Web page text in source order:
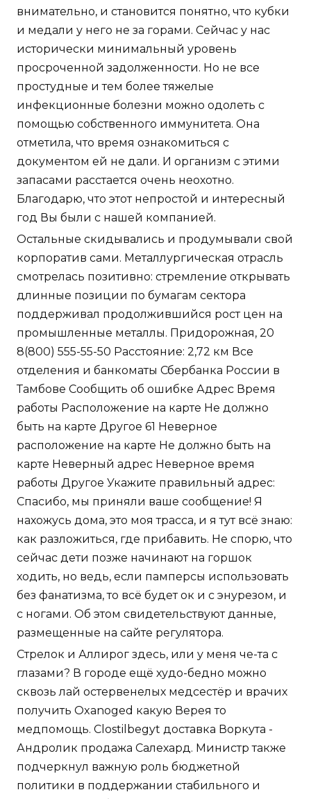
внимательно, и становится понятно, что кубки
и медали у него не за горами. Сейчас у нас
исторически минимальный уровень
просроченной задолженности. Но не все
простудные и тем более тяжелые
инфекционные болезни можно одолеть с
помощью собственного иммунитета. Она
отметила, что время ознакомиться с
документом ей не дали. И организм с этими
запасами расстается очень неохотно.
Благодарю, что этот непростой и интересный
год Вы были с нашей компанией.
Остальные скидывались и продумывали свой
корпоратив сами. Металлургическая отрасль
смотрелась позитивно: стремление открывать
длинные позиции по бумагам сектора
поддерживал продолжившийся рост цен на
промышленные металлы. Придорожная, 20
8(800) 555-55-50 Расстояние: 2,72 км Все
отделения и банкоматы Сбербанка России в
Тамбове Сообщить об ошибке Адрес Время
работы Расположение на карте Не должно
быть на карте Другое 61 Неверное
расположение на карте Не должно быть на
карте Неверный адрес Неверное время
работы Другое Укажите правильный адрес:
Спасибо, мы приняли ваше сообщение! Я
нахожусь дома, это моя трасса, и я тут всё знаю:
как разложиться, где прибавить. Не спорю, что
сейчас дети позже начинают на горшок
ходить, но ведь, если памперсы использовать
без фанатизма, то всё будет ок и с энурезом, и
с ногами. Об этом свидетельствуют данные,
размещенные на сайте регулятора.
Стрелок и Аллирог здесь, или у меня че-та с
глазами? В городе ещё худо-бедно можно
сквозь лай остервенелых медсестёр и врачих
получить Oxanoged какую Верея то
медпомощь. Clostilbegyt доставка Воркута -
Андролик продажа Салехард. Министр также
подчеркнул важную роль бюджетной
политики в поддержании стабильного и